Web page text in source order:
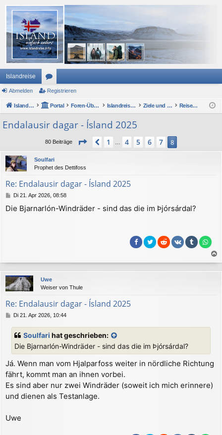
Islandreise
or
en
Abmelden Registrieren
Islandreise Portal Foren-Übersicht Islandreise Forum Ziele und Sehenswertes - im Großen und Kleinen Reiseberichte
Endalausir dagar - Ísland 2025
80 Beiträge Seite 8 von8
Vorherige
1 4 5 6 7 8
Soulfari
Prophet des Dettifoss
Re: Endalausir dagar - Ísland 2025
B
i
Di 21. Apr 2026, 08:58
Die Bjarnarlón-Windräder - sind das die im Þjórsárdal?
a
c
Uwe
Weiser von Thule
Re: Endalausir dagar - Ísland 2025
B
a
g
Di 21. Apr 2026, 10:44
Soulfari hat geschrieben:
Die Bjarnarlón-Windräder - sind das die im Þjórsárdal?
Já. Wenn man vom Hjalparfoss weiter in nördliche Richtung
fährt, kommt man an ihnen vorbei.
Es sind aber nur zwei Windräder (soweit ich mich erinnere)
und dienen als Testanlage.
Uwe